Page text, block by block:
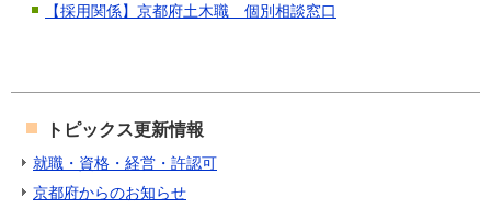
【採用関係】京都府土木職 個別相談窓口
トピックス更新情報
就職・資格・経営・許認可
京都府からのお知らせ